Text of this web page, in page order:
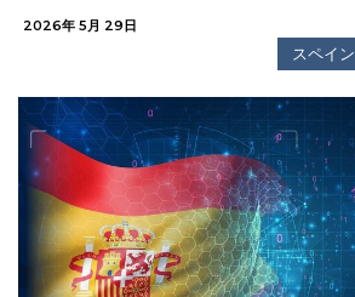
2026年 5月 29日
スペイン